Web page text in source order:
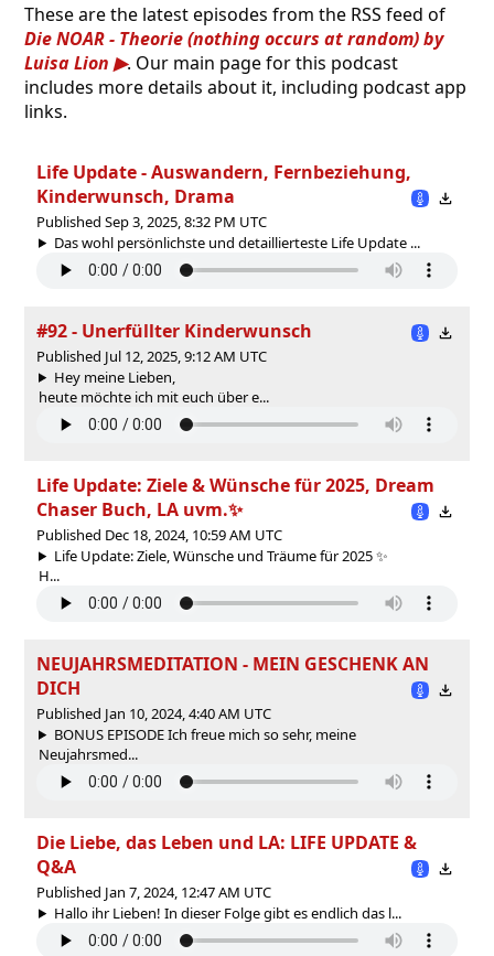
These are the latest episodes from the RSS feed of
Die NOAR - Theorie (nothing occurs at random) by
Luisa Lion
. Our main page for this podcast
includes more details about it, including podcast app
links.
Life Update - Auswandern, Fernbeziehung,
Kinderwunsch, Drama
Published Sep 3, 2025, 8:32 PM UTC
Das wohl persönlichste und detaillierteste Life Update ...
#92 - Unerfüllter Kinderwunsch
Published Jul 12, 2025, 9:12 AM UTC
Hey meine Lieben,
heute möchte ich mit euch über e...
Life Update: Ziele & Wünsche für 2025, Dream
Chaser Buch, LA uvm.✨
Published Dec 18, 2024, 10:59 AM UTC
Life Update: Ziele, Wünsche und Träume für 2025 ✨
H...
NEUJAHRSMEDITATION - MEIN GESCHENK AN
DICH
Published Jan 10, 2024, 4:40 AM UTC
BONUS EPISODE Ich freue mich so sehr, meine
Neujahrsmed...
Die Liebe, das Leben und LA: LIFE UPDATE &
Q&A
Published Jan 7, 2024, 12:47 AM UTC
Hallo ihr Lieben! In dieser Folge gibt es endlich das l...